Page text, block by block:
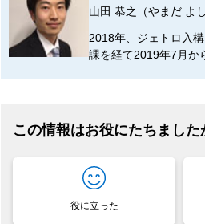
山田 恭之（やまだ よ
2018年、ジェトロ入
課を経て2019年7月か
この情報はお役にたちました
役に立った